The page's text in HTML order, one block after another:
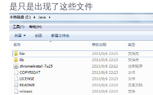
是只是出现了这些文件